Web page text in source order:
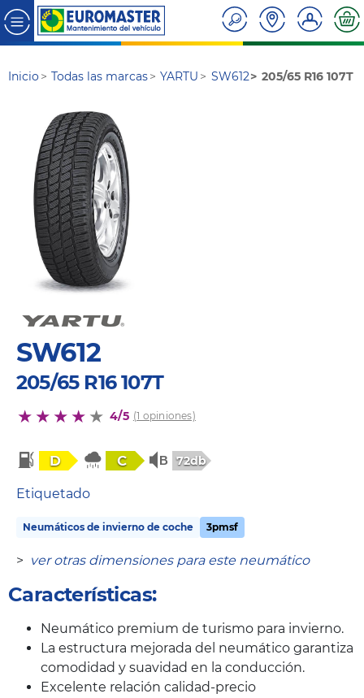
Inicio Todas las marcas YARTU SW612 205/65 R16 107T
SW612
205/65 R16 107T
4/5 (1 opiniones)
D C 72db
Etiquetado
Neumáticos de invierno de coche 3pmsf
> ver otras dimensiones para este neumático
Características:
Neumático premium de turismo para invierno.
La estructura mejorada del neumático garantiza
comodidad y suavidad en la conducción.
Excelente relación calidad-precio